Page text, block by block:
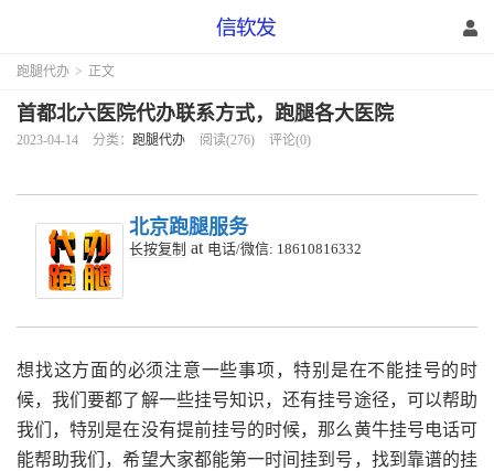
跑腿代办 > 正文
首都北六医院代办联系方式，跑腿各大医院
2023-04-14 分类： 跑腿代办 阅读(276) 评论(0)
北京跑腿服务
长按复制 at 电话/微信: 18610816332
想找这方面的必须注意一些事项，特别是在不能挂号的时
候，我们要都了解一些挂号知识，还有挂号途径，可以帮助
我们，特别是在没有提前挂号的时候，那么黄牛挂号电话可
能帮助我们，希望大家都能第一时间挂到号，找到靠谱的挂